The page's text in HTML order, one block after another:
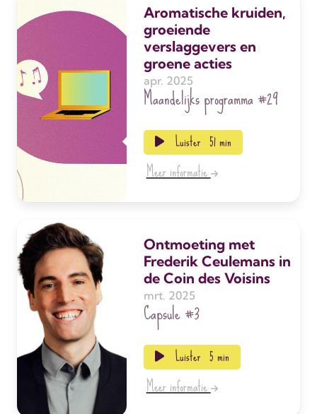
Aromatische kruiden,
groeiende
verslaggevers en
groene acties
apr. 2025
Maandelijks programma#29
Luister 51 min
Meer informatie
Ontmoeting met
Frederik Ceulemans in
de Coin des Voisins
mrt. 2025
Capsule#3
Luister 5 min
Meer informatie